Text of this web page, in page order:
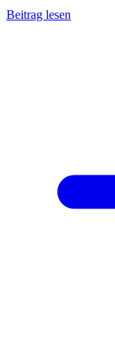
Beitrag lesen